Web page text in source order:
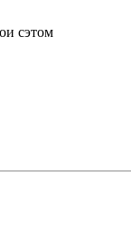
сэтом